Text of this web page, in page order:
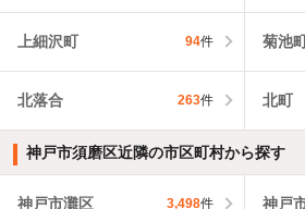
上細沢町 94件 菊池
北落合 263件 北町
神戸市須磨区近隣の市区町村から探す
神戸市灘区 3,498件 神戸